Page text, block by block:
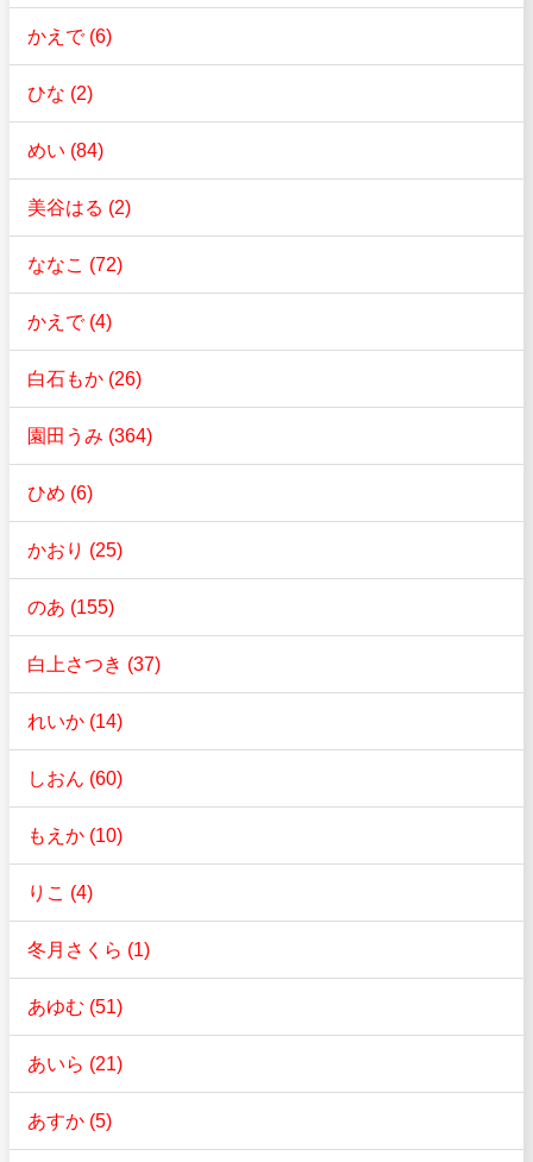
かえで (6)
ひな (2)
めい (84)
美谷はる (2)
ななこ (72)
かえで (4)
白石もか (26)
園田うみ (364)
ひめ (6)
かおり (25)
のあ (155)
白上さつき (37)
れいか (14)
しおん (60)
もえか (10)
りこ (4)
冬月さくら (1)
あゆむ (51)
あいら (21)
あすか (5)